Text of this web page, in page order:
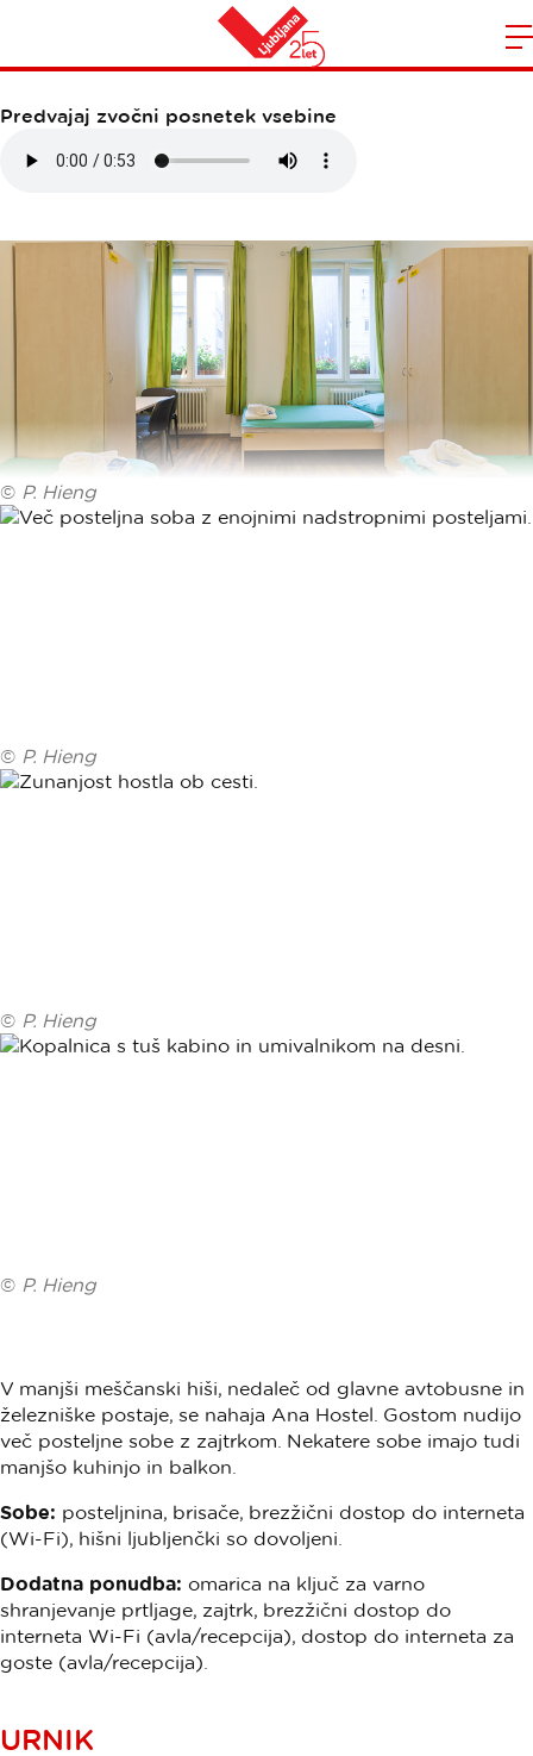
Domov
ANA HOSTEL
Predvajaj zvočni posnetek vsebine
© P. Hieng
© P. Hieng
© P. Hieng
© P. Hieng
V manjši meščanski hiši, nedaleč od glavne avtobusne in
železniške postaje, se nahaja Ana Hostel. Gostom nudijo
več posteljne sobe z zajtrkom. Nekatere sobe imajo tudi
manjšo kuhinjo in balkon.
Sobe: posteljnina, brisače, brezžični dostop do interneta
(Wi-Fi), hišni ljubljenčki so dovoljeni.
Dodatna ponudba: omarica na ključ za varno
shranjevanje prtljage, zajtrk, brezžični dostop do
interneta Wi-Fi (avla/recepcija), dostop do interneta za
goste (avla/recepcija).
URNIK